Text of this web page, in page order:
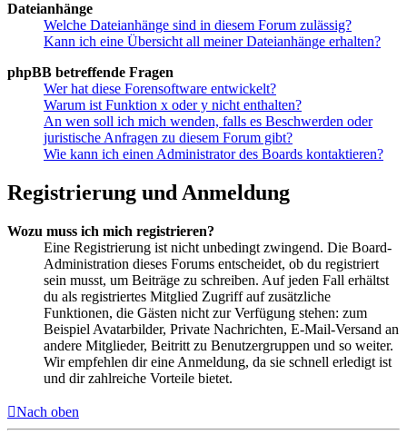
Dateianhänge
Welche Dateianhänge sind in diesem Forum zulässig?
Kann ich eine Übersicht all meiner Dateianhänge erhalten?
phpBB betreffende Fragen
Wer hat diese Forensoftware entwickelt?
Warum ist Funktion x oder y nicht enthalten?
An wen soll ich mich wenden, falls es Beschwerden oder
juristische Anfragen zu diesem Forum gibt?
Wie kann ich einen Administrator des Boards kontaktieren?
Registrierung und Anmeldung
Wozu muss ich mich registrieren?
Eine Registrierung ist nicht unbedingt zwingend. Die Board-
Administration dieses Forums entscheidet, ob du registriert
sein musst, um Beiträge zu schreiben. Auf jeden Fall erhältst
du als registriertes Mitglied Zugriff auf zusätzliche
Funktionen, die Gästen nicht zur Verfügung stehen: zum
Beispiel Avatarbilder, Private Nachrichten, E-Mail-Versand an
andere Mitglieder, Beitritt zu Benutzergruppen und so weiter.
Wir empfehlen dir eine Anmeldung, da sie schnell erledigt ist
und dir zahlreiche Vorteile bietet.
Nach oben